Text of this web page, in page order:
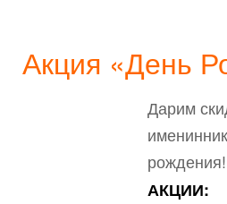
Акция «День
Дарим
рождения!
АКЦИИ: